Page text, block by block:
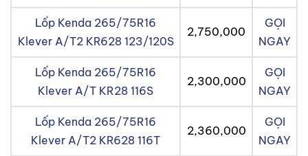
Lốp Kenda 265/75R16
Klever A/T2 KR628 123/120S
2,750,000
GỌI
NGAY
Lốp Kenda 265/75R16
Klever A/T KR28 116S
2,300,000
GỌI
NGAY
Lốp Kenda 265/75R16
Klever A/T2 KR628 116T
2,360,000
GỌI
NGAY